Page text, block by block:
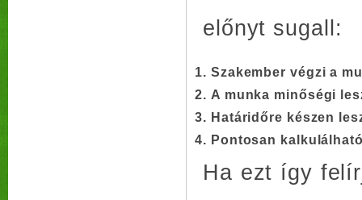
előnyt sugall:
Szakember végzi a
A munka minőségi
Határidőre készen
Pontosan
Ha ezt így